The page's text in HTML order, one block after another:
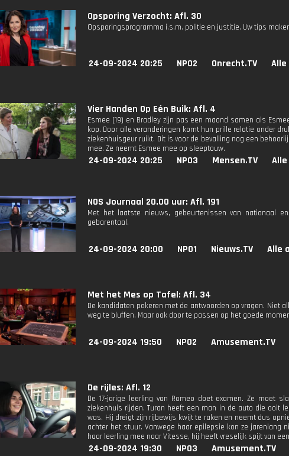
Opsporing Verzocht: Afl. 30
Opsporingsprogramma i.s.m. politie en justitie. Uw tips
24-09-2024 20:25 NPO2 Onrecht.TV
Vier Handen Op Eén Buik: Afl. 4
Esmee (19) en Bradley zijn pas een maand samen als
kop. Door alle veranderingen komt hun prille relatie onder
ziekenhuisgeur ruikt. Dit is voor de bevalling nog een
mee. Ze neemt Esmee mee op sleeptouw.
24-09-2024 20:25 NPO3 Mensen.TV
NOS Journaal 20.00 uur: Afl. 191
Met het laatste nieuws, gebeurtenissen van nationaal
gebarentaal.
24-09-2024 20:00 NPO1 Nieuws.TV Alle
Met het Mes op Tafel: Afl. 34
De kandidaten pokeren met de antwoorden op vragen. Niet
weg te bluffen. Maar ook door te passen op het goede
24-09-2024 19:50 NPO2 Amusement.TV
De rijles: Afl. 12
De 17-jarige leerling van Romeo doet examen. Ze moet
ziekenhuis rijden. Turan heeft een man in de auto die ooit
was. Hij dreigt zijn rijbewijs kwijt te raken en neemt dus
achter het stuur. Vanwege haar epilepsie kon ze jarenlang
haar leerling mee naar Vitesse, hij heeft vreselijk spijt van
24-09-2024 19:30 NPO3 Amusement.TV